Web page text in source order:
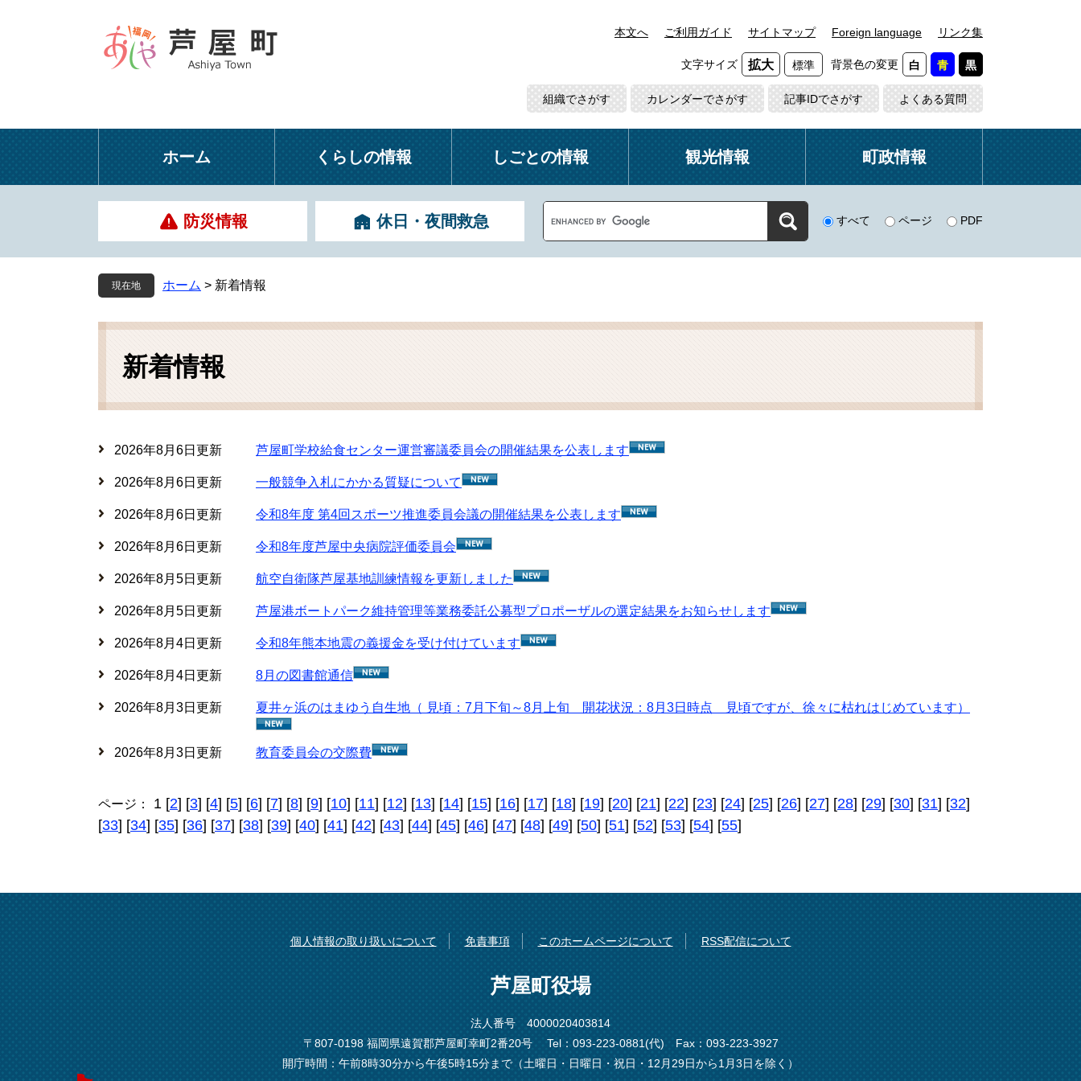
本
本文へ ご利用ガイド サイトマップ Foreign language リンク集
文字サイズ 拡大 標準 背景色の変更 白 青 黒
組織でさがす カレンダーでさがす 記事IDでさがす よくある質問
ホーム くらしの情報 しごとの情報 観光情報 町政情報
防災情報 休日・夜間救急
o
g
ス
すべて ページ PDF
現在地 ホーム > 新着情報
本
新着情報
2026年8月6日更新 芦屋町学校給食センター運営審議委員会の開催結果を公表します
2026年8月6日更新 一般競争入札にかかる質疑について
2026年8月6日更新 令和8年度 第4回スポーツ推進委員会議の開催結果を公表します
2026年8月6日更新 令和8年度芦屋中央病院評価委員会
2026年8月5日更新 航空自衛隊芦屋基地訓練情報を更新しました
2026年8月5日更新 芦屋港ボートパーク維持管理等業務委託公募型プロポーザルの選定結果をお知らせします
2026年8月4日更新 令和8年熊本地震の義援金を受け付けています
2026年8月4日更新 8月の図書館通信
2026年8月3日更新 夏井ヶ浜のはまゆう自生地（ 見頃：7月下旬～8月上旬 開花状況：8月3日時点 見頃ですが、徐々に枯れはじめています）
2026年8月3日更新 教育委員会の交際費
ページ： 1 [2] [3] [4] [5] [6] [7] [8] [9] [10] [11] [12] [13] [14] [15] [16] [17] [18] [19] [20] [21] [22] [23] [24] [25] [26] [27] [28] [29] [30] [31] [32]
[33] [34] [35] [36] [37] [38] [39] [40] [41] [42] [43] [44] [45] [46] [47] [48] [49] [50] [51] [52] [53] [54] [55]
個人情報の取り扱いについて 免責事項 このホームページについて RSS配信について
芦屋町役場
法人番号 4000020403814
〒807-0198 福岡県遠賀郡芦屋町幸町2番20号
Tel：093-223-0881(代)
Fax：093-223-3927
開庁時間：午前8時30分から午後5時15分まで（土曜日・日曜日・祝日・12月29日から1月3日を除く）